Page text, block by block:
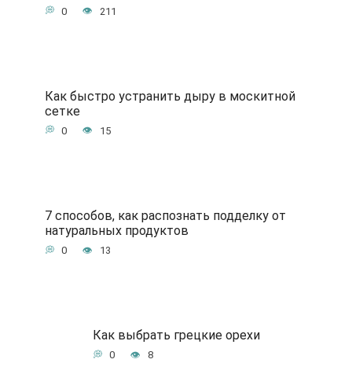
0 211
Как быстро устранить дыру в москитной
сетке
0 15
7 способов, как распознать подделку от
натуральных продуктов
0 13
Как выбрать грецкие орехи
0 8